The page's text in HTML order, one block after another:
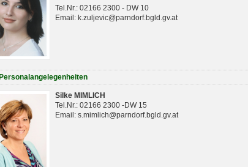
Tel.Nr.: 02166 2300 - DW 10
Email: k.zuljevic@parndorf.bgld.gv.at
Personalangelegenheiten
Silke MIMLICH
Tel.Nr.: 02166 2300 -DW 15
Email: s.mimlich@parndorf.bgld.gv.at